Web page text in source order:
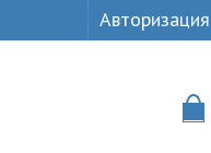
Авторизация